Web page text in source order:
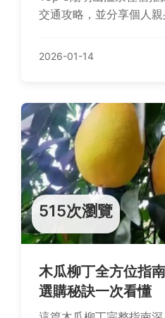
交通攻略，並分享個人
有疑問！
2026-01-14
515次瀏覽
木瓜柳丁全方位指
選購秘訣一次看懂